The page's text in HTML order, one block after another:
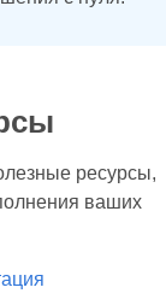
ресурсы,
ваших